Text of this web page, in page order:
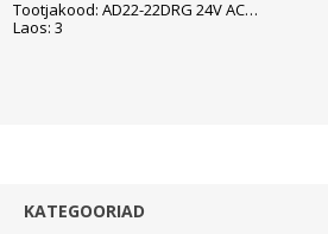
Tootjakood: AD22-22DRG 24V ACDC
Laos: 3
KATEGOORIAD